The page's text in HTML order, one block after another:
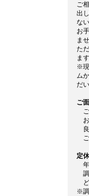
ご
出
な
お
ま
た
ます
※現
ム
だ
ご
ご
お
良
ご
定
年
調
ど
※調